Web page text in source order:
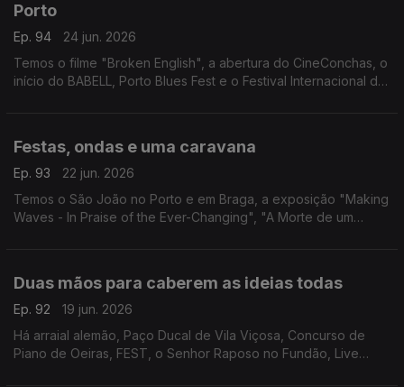
Porto
Ep. 94
24 jun. 2026
Temos o filme "Broken English", a abertura do CineConchas, o
início do BABELL, Porto Blues Fest e o Festival Internacional do
Festas, ondas e uma caravana
Ep. 93
22 jun. 2026
Temos o São João no Porto e em Braga, a exposição "Making
Waves - In Praise of the Ever-Changing", "A Morte de um
Duas mãos para caberem as ideias todas
Ep. 92
19 jun. 2026
Há arraial alemão, Paço Ducal de Vila Viçosa, Concurso de
Piano de Oeiras, FEST, o Senhor Raposo no Fundão, Live